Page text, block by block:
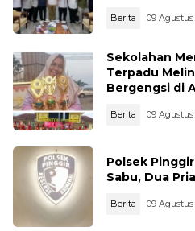
Berita 09 Agustus
Sekolahan
Terpadu
Bergengsi di
Berita 09 Agustus
Polsek
Sabu, Dua
Berita 09 Agustus